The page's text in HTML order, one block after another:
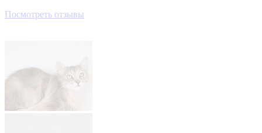
Посмотреть отзывы